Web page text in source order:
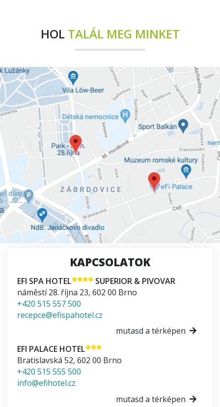
HOL TALÁL MEG MINKET
KAPCSOLATOK
EFI SPA HOTEL
SUPERIOR & PIVOVAR
náměstí 28. října 23, 602 00 Brno
+420 515 557 500
recepce@efispahotel.cz
mutasd a térképen
EFI PALACE HOTEL
Bratislavská 52, 602 00 Brno
+420 515 555 500
info@efihotel.cz
mutasd a térképen